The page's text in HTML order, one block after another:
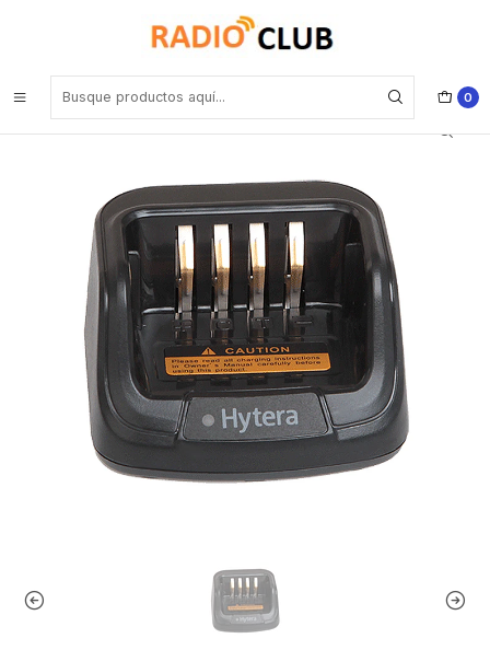
0
Hytera CH10A07 Cuna Cargador MCU (solo cuna) para BP5 PD4 PD5
PD6 PD7 PD9 Precio con iva incluido